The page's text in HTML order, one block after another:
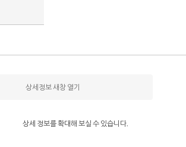
상세정보 새창 열기
상세 정보를 확대해 보실 수 있습니다.